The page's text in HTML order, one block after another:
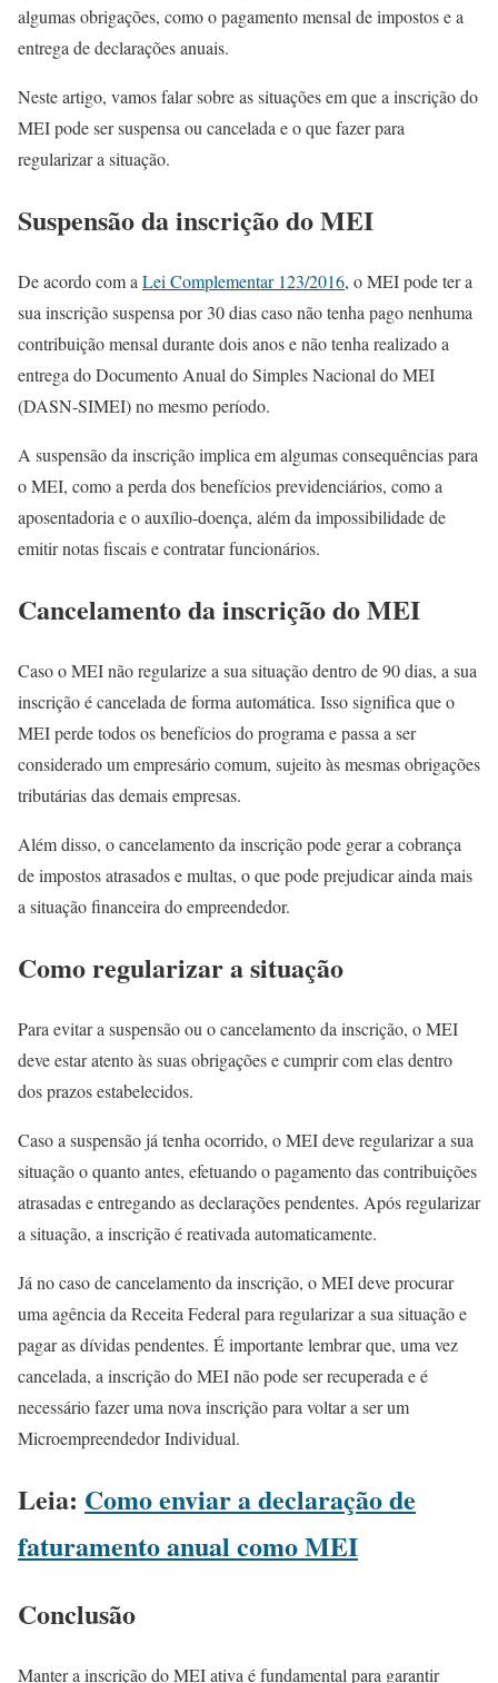
algumas obrigações, como o pagamento mensal de impostos e a
entrega de declarações anuais.
Neste artigo, vamos falar sobre as situações em que a inscrição do
MEI pode ser suspensa ou cancelada e o que fazer para
regularizar a situação.
Suspensão da inscrição do MEI
De acordo com a Lei Complementar 123/2016, o MEI pode ter a
sua inscrição suspensa por 30 dias caso não tenha pago nenhuma
contribuição mensal durante dois anos e não tenha realizado a
entrega do Documento Anual do Simples Nacional do MEI
(DASN-SIMEI) no mesmo período.
A suspensão da inscrição implica em algumas consequências para
o MEI, como a perda dos benefícios previdenciários, como a
aposentadoria e o auxílio-doença, além da impossibilidade de
emitir notas fiscais e contratar funcionários.
Cancelamento da inscrição do MEI
Caso o MEI não regularize a sua situação dentro de 90 dias, a sua
inscrição é cancelada de forma automática. Isso significa que o
MEI perde todos os benefícios do programa e passa a ser
considerado um empresário comum, sujeito às mesmas obrigações
tributárias das demais empresas.
Além disso, o cancelamento da inscrição pode gerar a cobrança
de impostos atrasados e multas, o que pode prejudicar ainda mais
a situação financeira do empreendedor.
Como regularizar a situação
Para evitar a suspensão ou o cancelamento da inscrição, o MEI
deve estar atento às suas obrigações e cumprir com elas dentro
dos prazos estabelecidos.
Caso a suspensão já tenha ocorrido, o MEI deve regularizar a sua
situação o quanto antes, efetuando o pagamento das contribuições
atrasadas e entregando as declarações pendentes. Após regularizar
a situação, a inscrição é reativada automaticamente.
Já no caso de cancelamento da inscrição, o MEI deve procurar
uma agência da Receita Federal para regularizar a sua situação e
pagar as dívidas pendentes. É importante lembrar que, uma vez
cancelada, a inscrição do MEI não pode ser recuperada e é
necessário fazer uma nova inscrição para voltar a ser um
Microempreendedor Individual.
Leia: Como enviar a declaração de
faturamento anual como MEI
Conclusão
Manter a inscrição do MEI ativa é fundamental para garantir